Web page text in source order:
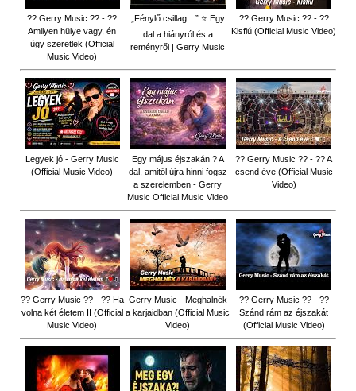
?? Gerry Music ?? - ??
Amilyen hülye vagy, én
úgy szeretlek (Official
Music Video)
„Fénylő csillag…” ⭐ Egy
dal a hiányról és a
reményről | Gerry Music
?? Gerry Music ?? - ??
Kisfiú (Official Music Video)
Legyek jó - Gerry Music
(Official Music Video)
Egy május éjszakán ? A
dal, amitől újra hinni fogsz
a szerelemben - Gerry
Music Official Music Video
?? Gerry Music ?? - ?? A
csend éve (Official Music
Video)
?? Gerry Music ?? - ?? Ha
volna két életem II (Official
Music Video)
Gerry Music - Meghalnék
a karjaidban (Official Music
Video)
?? Gerry Music ?? - ??
Szánd rám az éjszakát
(Official Music Video)